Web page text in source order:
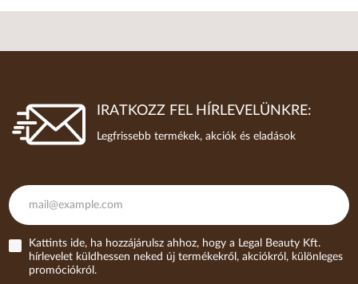
IRATKOZZ FEL HÍRLEVELÜNKRE:
Legfrissebb termékek, akciók és eladások
Kattints ide, ha hozzájárulsz ahhoz, hogy a Legal Beauty Kft.
hírlevelet küldhessen neked új termékekről, akciókról, különleges
promóciókról.